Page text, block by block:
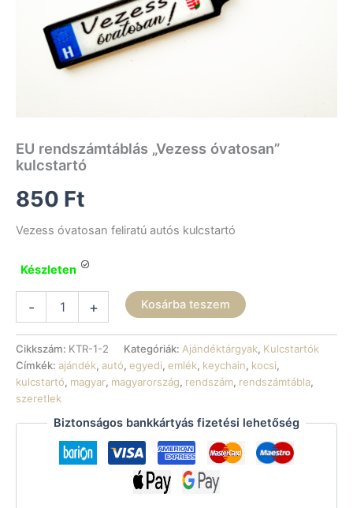
EU rendszámtáblás „Vezess óvatosan”
kulcstartó
850 Ft
Vezess óvatosan feliratú autós kulcstartó
Készleten
-
rendszámtáblás
óvatosan"
kulcstartó
mennyiség
+ Kosárba teszem
Cikkszám: KTR-1-2 Kategóriák: Ajándéktárgyak, Kulcstartók
Címkék: ajándék, autó, egyedi, emlék, keychain, kocsi,
kulcstartó, magyar, magyarország, rendszám, rendszámtábla,
szeretlek
Biztonságos bankkártyás fizetési lehetőség